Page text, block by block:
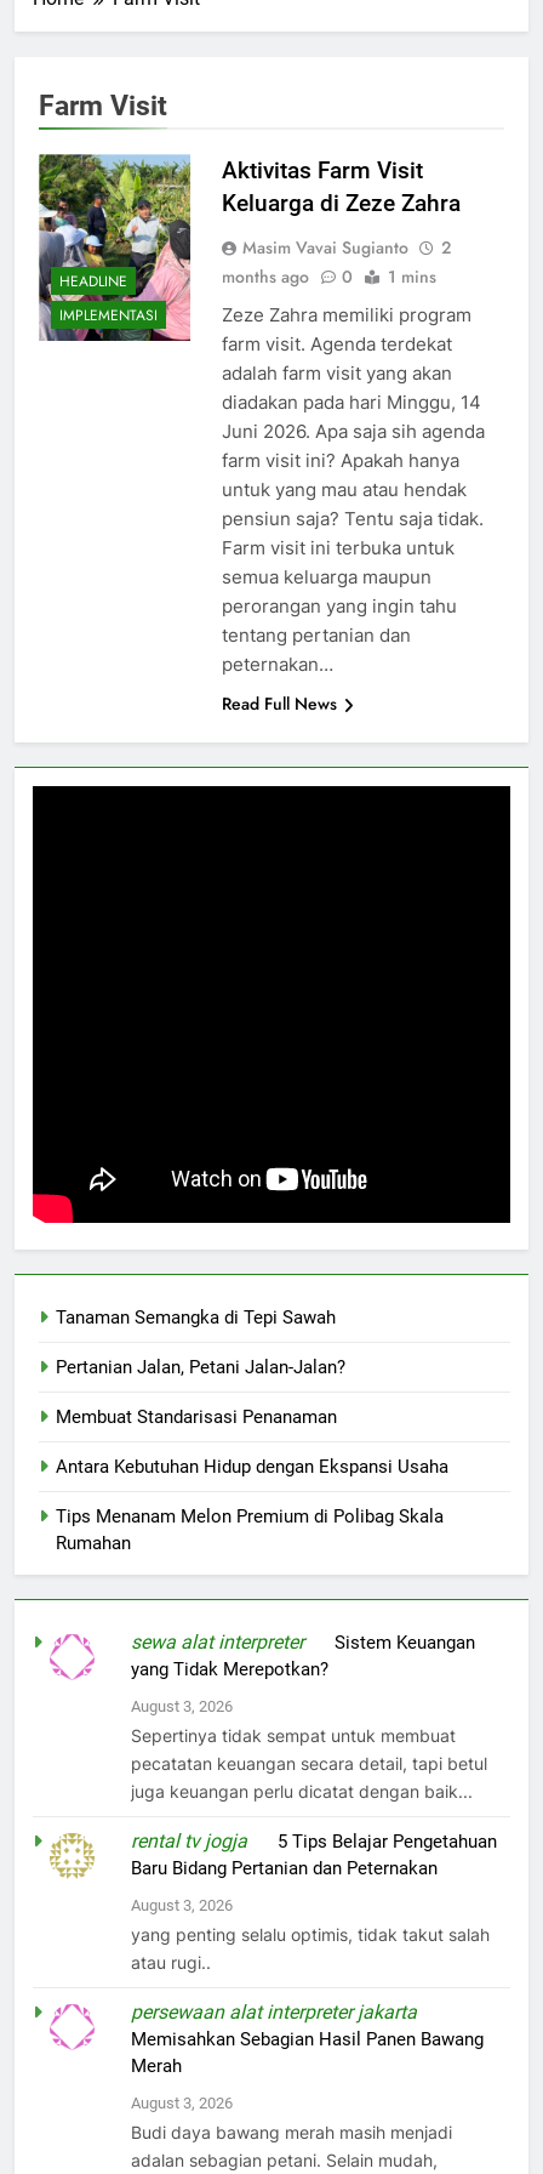
Farm Visit
HEADLINE
IMPLEMENTASI
Aktivitas Farm Visit
Keluarga di Zeze Zahra
Masim Vavai Sugianto
2
months ago
0 1 mins
Zeze Zahra memiliki program
farm visit. Agenda terdekat
adalah farm visit yang akan
diadakan pada hari Minggu, 14
Juni 2026. Apa saja sih agenda
farm visit ini? Apakah hanya
untuk yang mau atau hendak
pensiun saja? Tentu saja tidak.
Farm visit ini terbuka untuk
semua keluarga maupun
perorangan yang ingin tahu
tentang pertanian dan
peternakan…
Read Full News
Tanaman Semangka di Tepi Sawah
Pertanian Jalan, Petani Jalan-Jalan?
Membuat Standarisasi Penanaman
Antara Kebutuhan Hidup dengan Ekspansi Usaha
Tips Menanam Melon Premium di Polibag Skala
Rumahan
sewa alat interpreteronSistem Keuangan
yang Tidak Merepotkan?
August 3, 2026
Sepertinya tidak sempat untuk membuat
pecatatan keuangan secara detail, tapi betul
juga keuangan perlu dicatat dengan baik...
rental tv jogja
5 Tips Belajar Pengetahuan
Baru Bidang Pertanian dan Peternakan
August 3, 2026
yang penting selalu optimis, tidak takut salah
atau rugi..
persewaan alat interpreter jakarta
Memisahkan Sebagian Hasil Panen Bawang
Merah
August 3, 2026
Budi daya bawang merah masih menjadi
adalan sebagian petani. Selain mudah,